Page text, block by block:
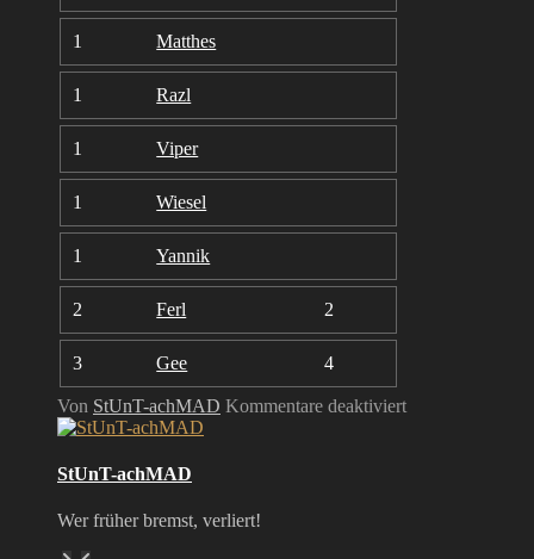
1 Matthes
1 Razl
1 Viper
1 Wiesel
1 Yannik
2 Ferl 2
3 Gee 4
Von StUnT-achMAD Kommentare deaktiviertfür
StUnT-achMAD
Wer früher bremst, verliert!